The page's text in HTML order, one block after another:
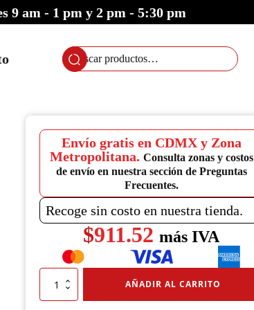
9 am - 1 pm y 2 pm - 5:30 pm
Buscar
por:
Envío gratis en CDMX y Zona
Metropolitana. Consulta zonas y costos
de envío en nuestra sección de Preguntas
Frecuentes.
Recoge sin costo en nuestra tienda.
$911.52 más IVA
Bote
AÑADIR AL CARRITO